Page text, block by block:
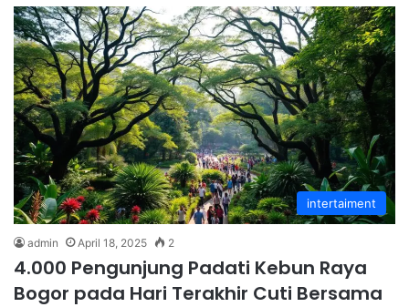
intertaiment
admin April 18, 2025 2
4.000 Pengunjung Padati Kebun Raya
Bogor pada Hari Terakhir Cuti Bersama